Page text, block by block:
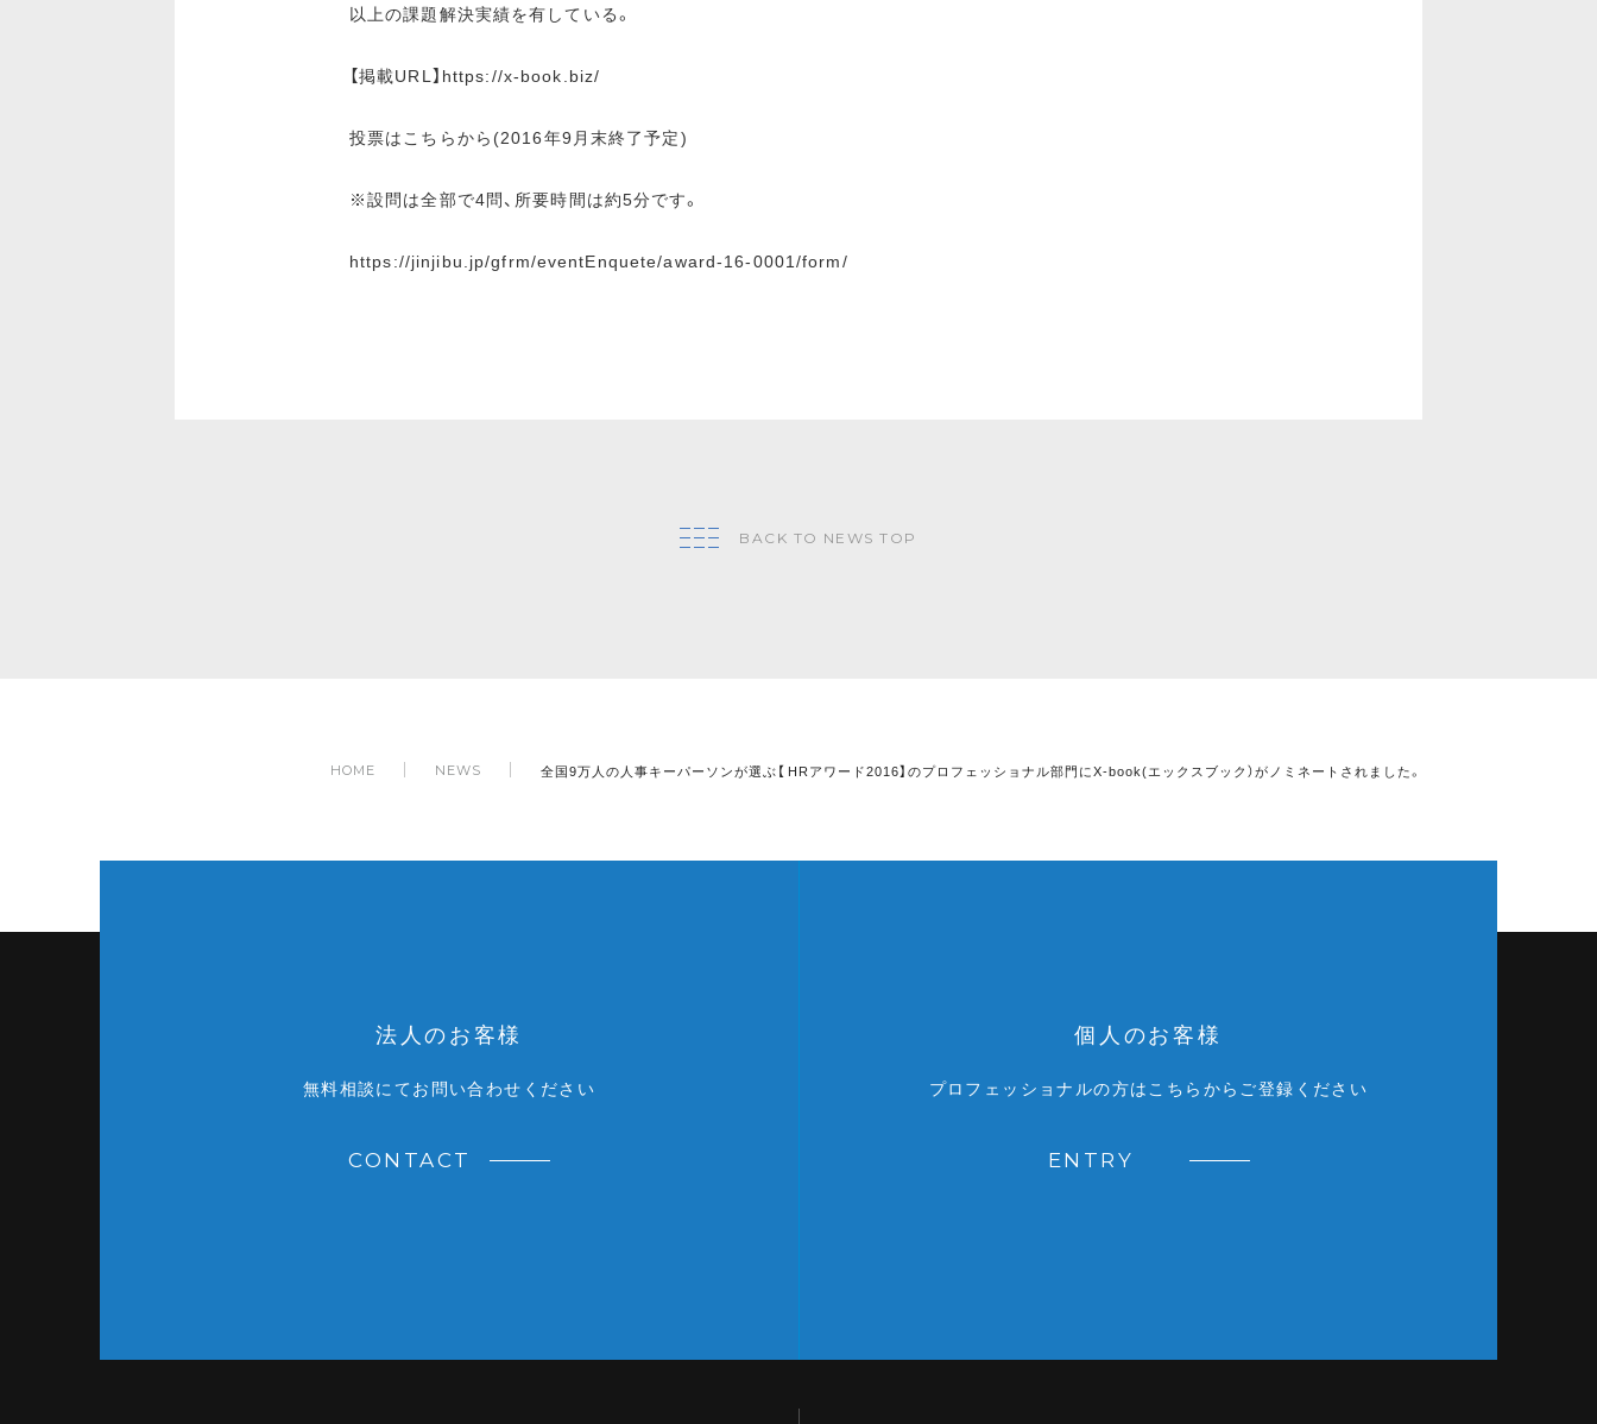
以上の課題解決実績を有している。
【掲載URL】https://x-book.biz/
投票はこちらから(2016年9月末終了予定)
※設問は全部で4問、所要時間は約5分です。
https://jinjibu.jp/gfrm/eventEnquete/award-16-0001/form/
BACK TO NEWS TOP
HOME NEWS 全国9万人の人事キーパーソンが選ぶ【 HRアワード2016】のプロフェッショナル部門にX-book(エックスブック）がノミネートされました。
法人のお客様
無料相談にてお問い合わせください
CONTACT
個人のお客様
プロフェッショナルの方はこちらからご登録ください
ENTRY